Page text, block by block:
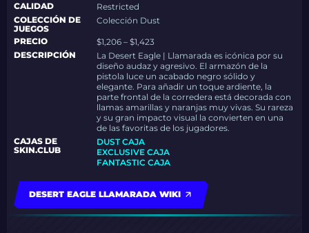
CALIDAD
Restricted
COLECCIÓN DE
JUEGOS
Colección Dust
PRECIO
$1,206 – $1,423
DESCRIPCIÓN
La Desert Eagle | Llamarada es icónica por su
diseño audaz y agresivo. El armazón de la
pistola luce un acabado negro sólido y
elegante. Para añadir un toque ardiente, la
parte frontal de la corredera está decorada con
llamas amarillas y naranjas muy vivas. Su rareza
y su gran impacto visual la convierten en una
de las favoritas de los jugadores.
CAJAS DE
SKIN.CLUB
DUST CAJA
EXCLUSIVE CAJA
FANTASTIC CAJA
DESERT EAGLE LLAMARADA WIKI